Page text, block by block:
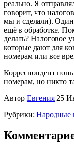
реально. Я
говорит, что
мы и сделали). Один
ещё в обработке.
делать? Налоговое
которые дают для
номерам или все
Корреспондент
номерам, но никто
Автор Евгения 25
Рубрики: Народные